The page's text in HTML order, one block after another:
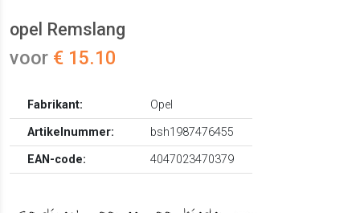
opel Remslang
voor € 15.10
Fabrikant:
Opel
Artikelnummer:
bsh1987476455
EAN-code:
4047023470379